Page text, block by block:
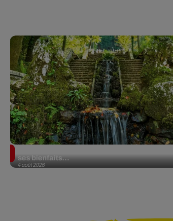
4 août 2026
ses bienfaits...